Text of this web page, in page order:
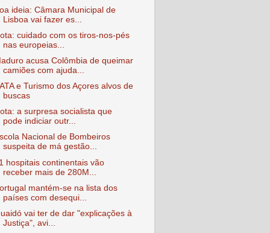
ideia: Câmara Municipal de
Lisboa vai fazer es...
cuidado com os tiros-nos-pés
nas europeias...
acusa Colômbia de queimar
camiões com ajuda...
e Turismo dos Açores alvos de
buscas
a surpresa socialista que
pode indiciar outr...
Nacional de Bombeiros
suspeita de má gestão...
hospitais continentais vão
receber mais de 280M...
mantém-se na lista dos
países com desequi...
vai ter de dar "explicações à
Justiça", avi...